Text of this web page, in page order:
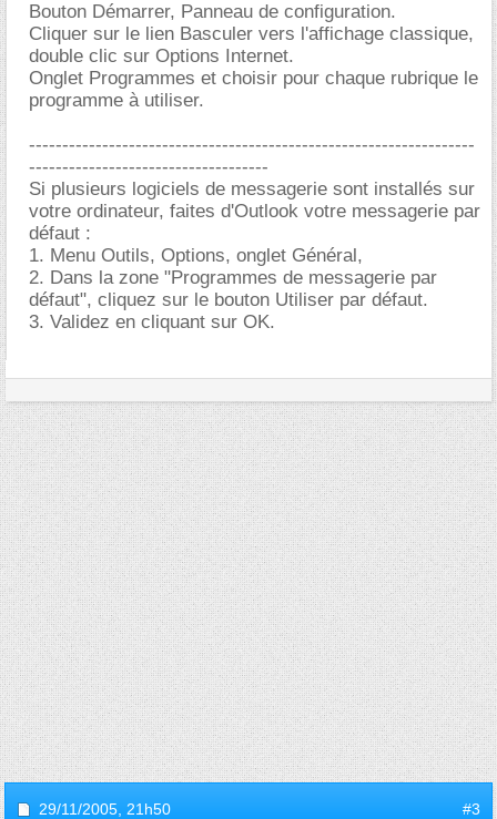
Bouton Démarrer, Panneau de configuration.
Cliquer sur le lien Basculer vers l'affichage classique,
double clic sur Options Internet.
Onglet Programmes et choisir pour chaque rubrique le
programme à utiliser.
-------------------------------------------------------------------
------------------------------------
Si plusieurs logiciels de messagerie sont installés sur
votre ordinateur, faites d'Outlook votre messagerie par
défaut :
1. Menu Outils, Options, onglet Général,
2. Dans la zone "Programmes de messagerie par
défaut", cliquez sur le bouton Utiliser par défaut.
3. Validez en cliquant sur OK.
29/11/2005, 21h50 #3